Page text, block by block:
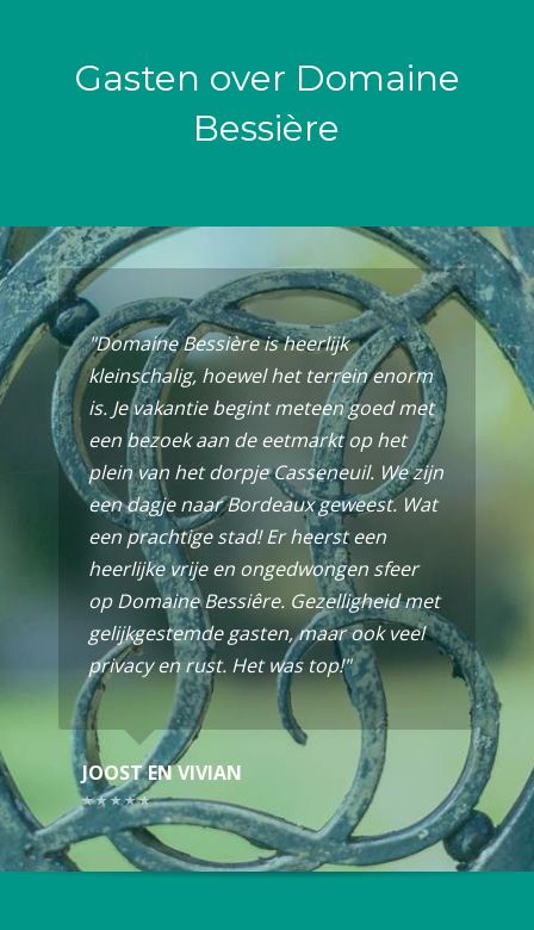
Gasten over Domaine
Bessière
"Domaine Bessière is heerlijk
kleinschalig, hoewel het terrein enorm
is. Je vakantie begint meteen goed met
een bezoek aan de eetmarkt op het
plein van het dorpje Casseneuil. We zijn
een dagje naar Bordeaux geweest. Wat
een prachtige stad! Er heerst een
heerlijke vrije en ongedwongen sfeer
op Domaine Bessiêre. Gezelligheid met
gelijkgestemde gasten, maar ook veel
privacy en rust. Het was top!"
JOOST EN VIVIAN